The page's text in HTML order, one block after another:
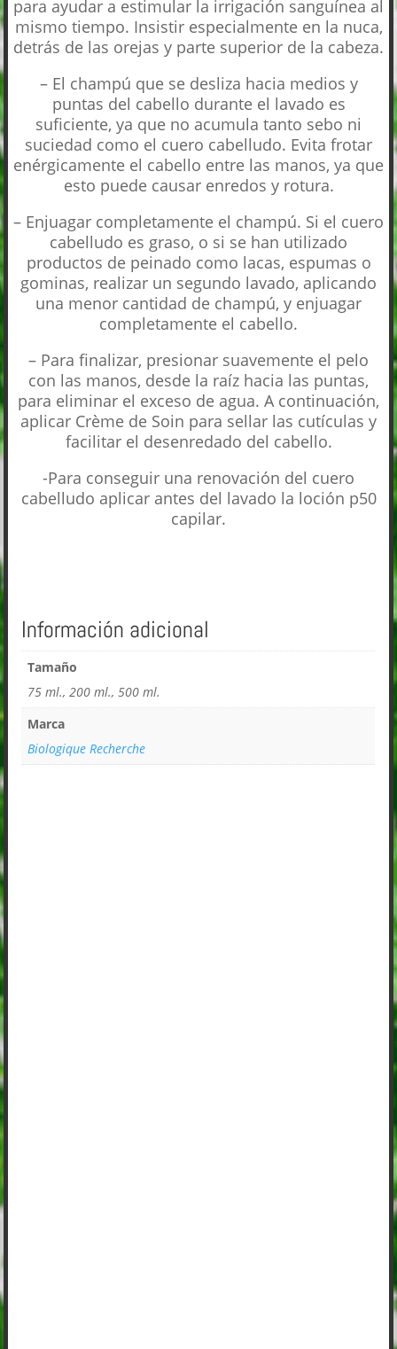
para ayudar a estimular la irrigación sanguínea al
mismo tiempo. Insistir especialmente en la nuca,
detrás de las orejas y parte superior de la cabeza.
– El champú que se desliza hacia medios y
puntas del cabello durante el lavado es
suficiente, ya que no acumula tanto sebo ni
suciedad como el cuero cabelludo. Evita frotar
enérgicamente el cabello entre las manos, ya que
esto puede causar enredos y rotura.
– Enjuagar completamente el champú. Si el cuero
cabelludo es graso, o si se han utilizado
productos de peinado como lacas, espumas o
gominas, realizar un segundo lavado, aplicando
una menor cantidad de champú, y enjuagar
completamente el cabello.
– Para finalizar, presionar suavemente el pelo
con las manos, desde la raíz hacia las puntas,
para eliminar el exceso de agua. A continuación,
aplicar Crème de Soin para sellar las cutículas y
facilitar el desenredado del cabello.
-Para conseguir una renovación del cuero
cabelludo aplicar antes del lavado la loción p50
capilar.
Información adicional
Tamaño
75 ml., 200 ml., 500 ml.
Marca
Biologique Recherche